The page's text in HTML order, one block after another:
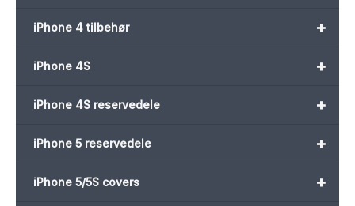
+
iPhone 4 tilbehør
+
iPhone 4S
+
iPhone 4S reservedele
+
iPhone 5 reservedele
+
iPhone 5/5S covers